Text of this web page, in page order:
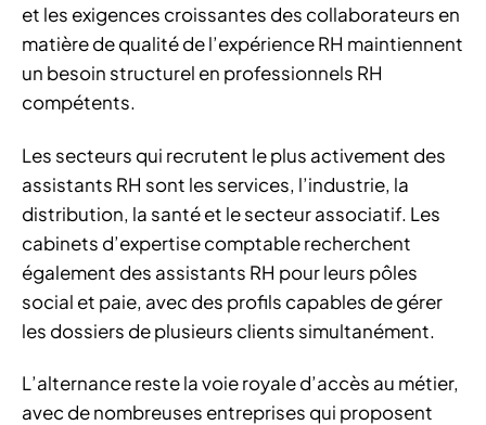
et les exigences croissantes des collaborateurs en
matière de qualité de l’expérience RH maintiennent
un besoin structurel en professionnels RH
compétents.
Les secteurs qui recrutent le plus activement des
assistants RH sont les services, l’industrie, la
distribution, la santé et le secteur associatif. Les
cabinets d’expertise comptable recherchent
également des assistants RH pour leurs pôles
social et paie, avec des profils capables de gérer
les dossiers de plusieurs clients simultanément.
L’alternance reste la voie royale d’accès au métier,
avec de nombreuses entreprises qui proposent